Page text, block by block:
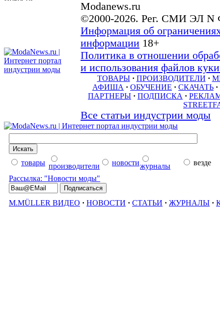
Modanews.ru
©2000-2026. Рег. СМИ ЭЛ N
Информация об
информации 18+
Политика в отношении
и использования файлов
ТОВАРЫ · ПРОИЗВОДИТЕЛИ ·
АФИША · ОБУЧЕНИЕ · СКАЧАТЬ ·
ПАРТНЕРЫ · ПОДПИСКА ·
Все статьи индустрии моды
товары производители новостижурналы
везде
Рассылка: "Новости моды"
M.MÜLLER ВИДЕО · НОВОСТИ · СТАТЬИ · ЖУРНАЛЫ ·